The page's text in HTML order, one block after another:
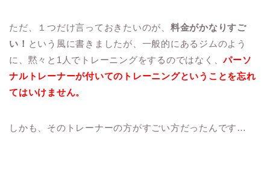
ただ、１つだけ言っておきたいのが、 料金がかなりすご
い！ という風に書きましたが、一般的にあるジムのよう
に、黙々と1人でトレーニングをするのではなく、パーソ
ナルトレーナーが付いてのトレーニングということを忘れ
てはいけません。
しかも、そのトレーナーの方がすごい方だったんです…